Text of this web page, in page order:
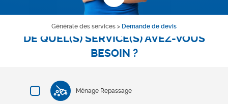
Générale des services > Demande de devis
DE QUEL(S) SERVICE(S) AVEZ-VOUS
BESOIN ?
Ménage Repassage